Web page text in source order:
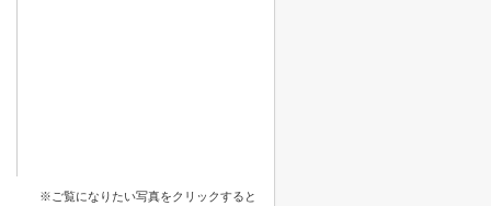
※ご覧になりたい写真をクリックすると